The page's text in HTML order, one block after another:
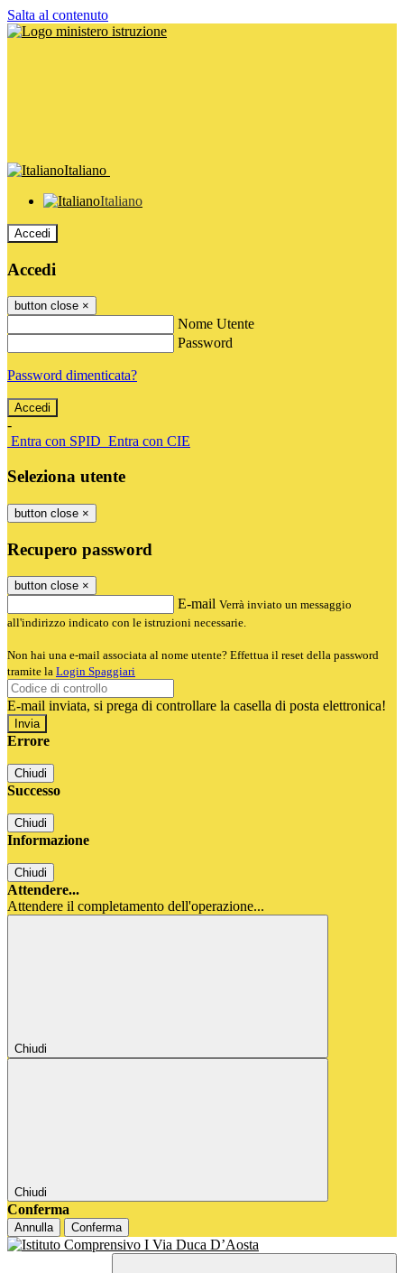
Salta al contenuto
Italiano
Italiano
Accedi
Accedi
button close ×
Nome Utente
Password
Password dimenticata?
-
Entra con SPID Entra con CIE
Seleziona utente
button close ×
Recupero password
button close ×
E-mail Verrà inviato un messaggio
all'indirizzo indicato con le istruzioni necessarie.
Non hai una e-mail associata al nome utente? Effettua il reset della password
tramite la Login Spaggiari
E-mail inviata, si prega di controllare la casella di posta elettronica!
Errore
Chiudi
Successo
Chiudi
Informazione
Chiudi
Attendere...
Attendere il completamento dell'operazione...
Chiudi
Chiudi
Conferma
Annulla Conferma